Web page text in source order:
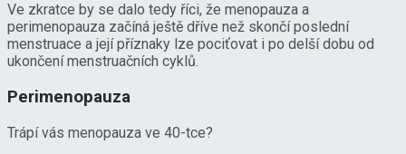
Ve zkratce by se dalo tedy říci, že menopauza a
perimenopauza začíná ještě dříve než skončí poslední
menstruace a její příznaky lze pociťovat i po delší dobu od
ukončení menstruačních cyklů.
Perimenopauza
Trápí vás menopauza ve 40-tce?